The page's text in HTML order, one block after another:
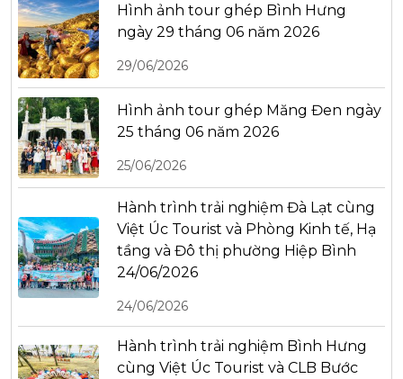
Hình ảnh tour ghép Bình Hưng
ngày 29 tháng 06 năm 2026
29/06/2026
Hình ảnh tour ghép Măng Đen ngày
25 tháng 06 năm 2026
25/06/2026
Hành trình trải nghiệm Đà Lạt cùng
Việt Úc Tourist và Phòng Kinh tế, Hạ
tầng và Đô thị phường Hiệp Bình
24/06/2026
24/06/2026
Hành trình trải nghiệm Bình Hưng
cùng Việt Úc Tourist và CLB Bước